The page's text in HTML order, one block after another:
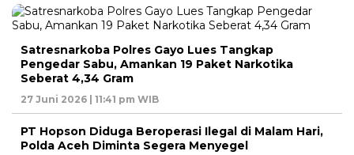
Satresnarkoba Polres Gayo Lues Tangkap
Pengedar Sabu, Amankan 19 Paket Narkotika
Seberat 4,34 Gram
27 Juni 2026 | 11:41 pm WIB
PT Hopson Diduga Beroperasi Ilegal di Malam Hari,
Polda Aceh Diminta Segera Menyegel